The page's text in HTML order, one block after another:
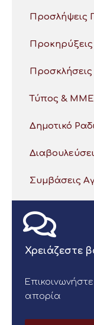
Προσλήψεις
Προκηρύξεις
Τύπος & ΜΜΕ
Δημοτικό
Συμβάσεις
Χρειάζεστε
απορία